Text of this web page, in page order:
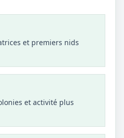
et premiers nids
et activité plus